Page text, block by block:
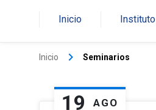
Inicio Instituto
Inicio keyboard_arrow_right Seminarios
19 AGO